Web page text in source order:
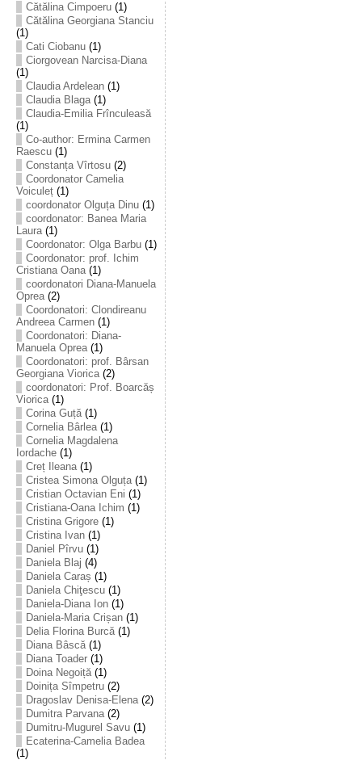
Cătălina Cimpoeru(1)
Cătălina Georgiana Stanciu
(1)
Cati Ciobanu(1)
Ciorgovean Narcisa-Diana
(1)
Claudia Ardelean(1)
Claudia Blaga(1)
Claudia-Emilia Frînculeasă
(1)
Co-author: Ermina Carmen
Raescu(1)
Constanța Vîrtosu(2)
Coordonator Camelia
Voiculeț(1)
coordonator Olguța Dinu(1)
coordonator: Banea Maria
Laura(1)
Coordonator: Olga Barbu(1)
Coordonator: prof. Ichim
Cristiana Oana(1)
coordonatori Diana-Manuela
Oprea(2)
Coordonatori: Clondireanu
Andreea Carmen(1)
Coordonatori: Diana-
Manuela Oprea(1)
Coordonatori: prof. Bârsan
Georgiana Viorica(2)
coordonatori: Prof. Boarcăș
Viorica(1)
Corina Guță(1)
Cornelia Bârlea(1)
Cornelia Magdalena
Iordache(1)
Creț Ileana(1)
Cristea Simona Olguța(1)
Cristian Octavian Eni (1)
Cristiana-Oana Ichim (1)
Cristina Grigore(1)
Cristina Ivan(1)
Daniel Pîrvu(1)
Daniela Blaj (4)
Daniela Caraș (1)
Daniela Chiţescu(1)
Daniela-Diana Ion(1)
Daniela-Maria Crișan(1)
Delia Florina Burcă(1)
Diana Bâscă(1)
Diana Toader(1)
Doina Negoiță(1)
Doinița Sîmpetru(2)
Dragoslav Denisa-Elena(2)
Dumitra Parvana(2)
Dumitru-Mugurel Savu(1)
Ecaterina-Camelia Badea
(1)